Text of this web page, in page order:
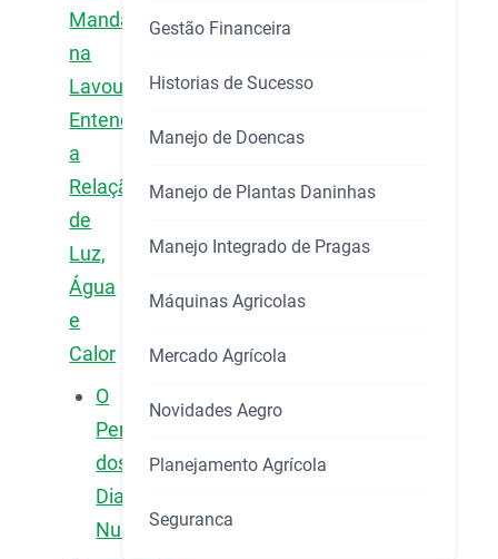
Manda
na
Lavoura:
Entenda
a
Relação
de
Luz,
Água
e
Calor
O
Perigo
dos
Dias
Nublados
Gestão Financeira
Historias de Sucesso
Manejo de Doencas
Manejo de Plantas Daninhas
Manejo Integrado de Pragas
Máquinas Agricolas
Mercado Agrícola
Novidades Aegro
Planejamento Agrícola
Seguranca